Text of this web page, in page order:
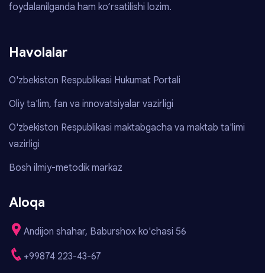
foydalanilganda ham ko‘rsatilishi lozim.
Havolalar
O'zbekiston Respublikasi Hukumat Portali
Oliy ta'lim, fan va innovatsiyalar vazirligi
O'zbekiston Respublikasi maktabgacha va maktab ta'limi
vazirligi
Bosh ilmiy-metodik markaz
Aloqa
Andijon shahar, Baburshox ko'chasi 56
+99874 223-43-67